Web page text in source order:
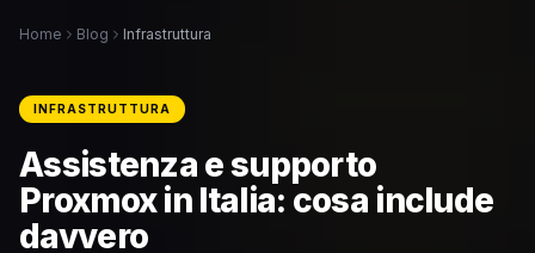
Home Blog Infrastruttura
INFRASTRUTTURA
Assistenza e supporto
Proxmox in Italia: cosa include
davvero